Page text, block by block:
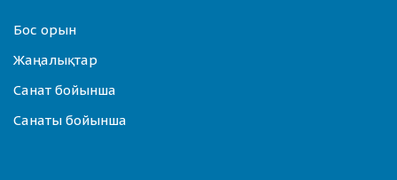
Бос орын
Жаңалықтар
Санат бойынша
Санаты бойынша